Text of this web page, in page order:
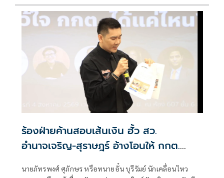
ร้องฝ่ายค้านสอบเส้นเงิน ฮั้ว สว.
อำนาจเจริญ-สุราษฎร์ อ้างโอนให้ กกต.
นายภัทรพงศ์ ศุภักษร หรือทนายอั๋น บุรีรัมย์ นักเคลื่อนไหว